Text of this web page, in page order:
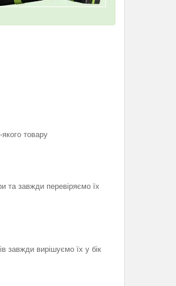
товару
та завжди перевіряємо їх
завжди вирішуємо їх у бік